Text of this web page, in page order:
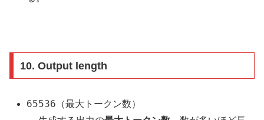
10. Output length
65536 （最大トークン数）